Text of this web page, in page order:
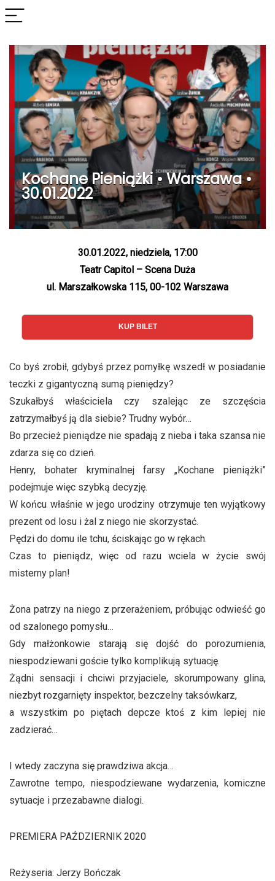
Kochane Pieniążki • Warszawa •
30.01.2022
30.01.2022, niedziela, 17:00
Teatr Capitol – Scena Duża
ul. Marszałkowska 115, 00-102 Warszawa
KUP BILET
Co byś zrobił, gdybyś przez pomyłkę wszedł w posiadanie
teczki z gigantyczną sumą pieniędzy?
Szukałbyś właściciela czy szalejąc ze szczęścia
zatrzymałbyś ją dla siebie? Trudny wybór…
Bo przecież pieniądze nie spadają z nieba i taka szansa nie
zdarza się co dzień.
Henry, bohater kryminalnej farsy „Kochane pieniążki”
podejmuje więc szybką decyzję.
W końcu właśnie w jego urodziny otrzymuje ten wyjątkowy
prezent od losu i żal z niego nie skorzystać.
Pędzi do domu ile tchu, ściskając go w rękach.
Czas to pieniądz, więc od razu wciela w życie swój
misterny plan!
Żona patrzy na niego z przerażeniem, próbując odwieść go
od szalonego pomysłu…
Gdy małżonkowie starają się dojść do porozumienia,
niespodziewani goście tylko komplikują sytuację.
Żądni sensacji i chciwi przyjaciele, skorumpowany glina,
niezbyt rozgarnięty inspektor, bezczelny taksówkarz,
a wszystkim po piętach depcze ktoś z kim lepiej nie
zadzierać…
I wtedy zaczyna się prawdziwa akcja…
Zawrotne tempo, niespodziewane wydarzenia, komiczne
sytuacje i przezabawne dialogi.
PREMIERA PAŹDZIERNIK 2020
Reżyseria: Jerzy Bończak